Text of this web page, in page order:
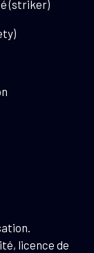
(striker)
licence de